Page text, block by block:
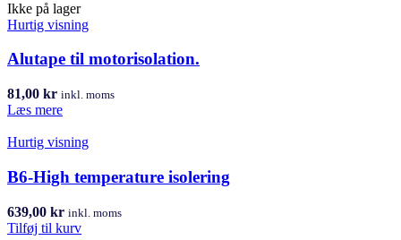
Ikke på lager
Hurtig visning
Alutape til motorisolation.
81,00 kr inkl. moms
Læs mere
Hurtig visning
B6-High temperature isolering
639,00 kr inkl. moms
Tilføj til kurv